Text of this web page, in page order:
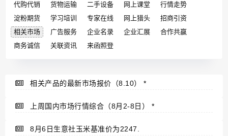
代购代销 货物运输 二手设备 网上课堂
行情走势
淀粉期货
学习培训 专家在线 网上猎头
招商引资
相关市场
广告服务 企业名录 企业汇展
合作共赢
商务诚信
关联资讯 来函照登
相关产品的最新市场报价（8.10） *
上周国内市场行情综合（8月2-8日） *
8月6日生意社玉米基准价为2247.